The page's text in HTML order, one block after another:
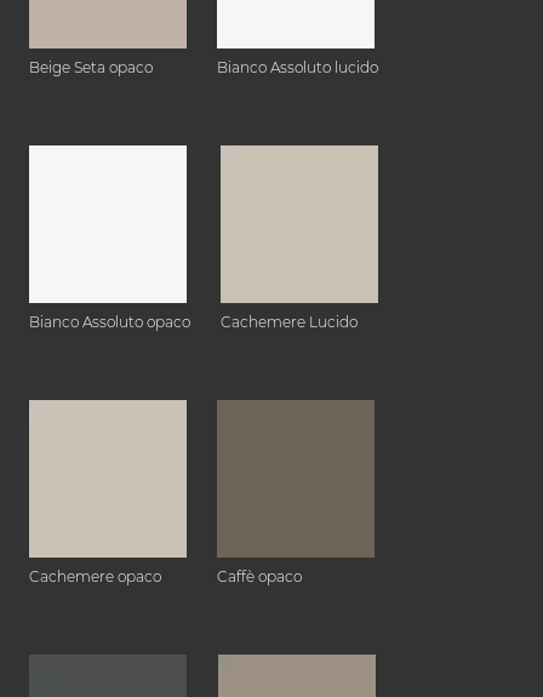
Beige Seta opaco Bianco Assoluto lucido
Bianco Assoluto opaco Cachemere Lucido
Cachemere opaco Caffè opaco